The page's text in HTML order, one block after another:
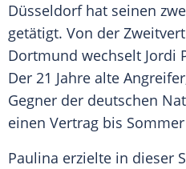
Düsseldorf hat seinen
getätigt. Von der
Dortmund wechselt Jordi
Der 21 Jahre alte
Gegner der deutschen
einen Vertrag bis
Paulina erzielte in dieser